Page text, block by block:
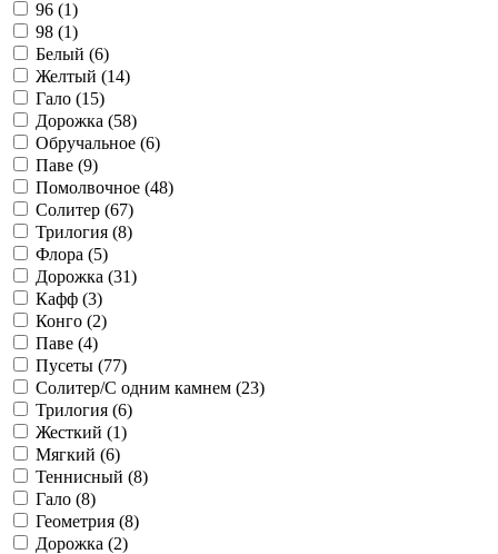
96 (1)
98 (1)
Белый (6)
Желтый (14)
Гало (15)
Дорожка (58)
Обручальное (6)
Паве (9)
Помолвочное (48)
Солитер (67)
Трилогия (8)
Флора (5)
Дорожка (31)
Кафф (3)
Конго (2)
Паве (4)
Пусеты (77)
Солитер/С одним камнем (23)
Трилогия (6)
Жесткий (1)
Мягкий (6)
Теннисный (8)
Гало (8)
Геометрия (8)
Дорожка (2)